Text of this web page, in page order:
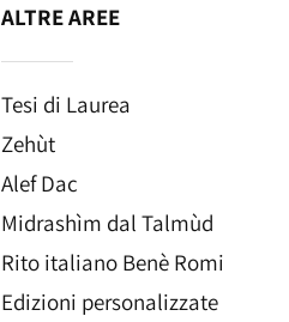
ALTRE AREE
Tesi di Laurea
Zehùt
Alef Dac
Midrashìm dal Talmùd
Rito italiano Benè Romi​
Edizioni personalizzate